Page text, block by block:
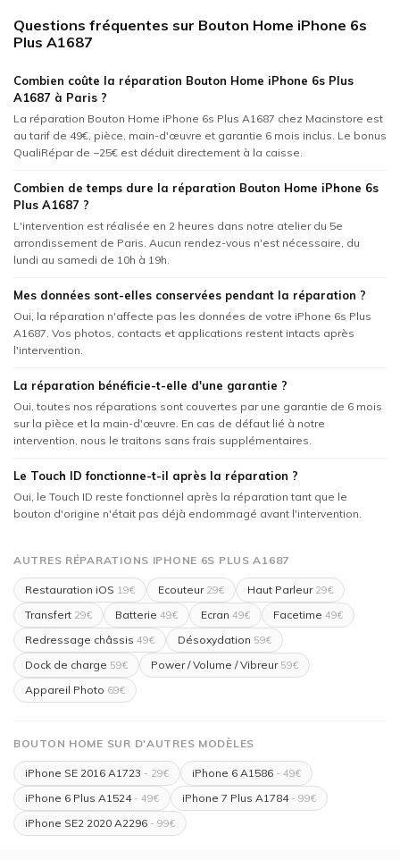
Questions fréquentes sur Bouton Home iPhone 6s
Plus A1687
Combien coûte la réparation Bouton Home iPhone 6s Plus
A1687 à Paris ?
La réparation Bouton Home iPhone 6s Plus A1687 chez Macinstore est
au tarif de 49€, pièce, main-d'œuvre et garantie 6 mois inclus. Le bonus
QualiRépar de −25€ est déduit directement à la caisse.
Combien de temps dure la réparation Bouton Home iPhone 6s
Plus A1687 ?
L'intervention est réalisée en 2 heures dans notre atelier du 5e
arrondissement de Paris. Aucun rendez-vous n'est nécessaire, du
lundi au samedi de 10h à 19h.
Mes données sont-elles conservées pendant la réparation ?
Oui, la réparation n'affecte pas les données de votre iPhone 6s Plus
A1687. Vos photos, contacts et applications restent intacts après
l'intervention.
La réparation bénéficie-t-elle d'une garantie ?
Oui, toutes nos réparations sont couvertes par une garantie de 6 mois
sur la pièce et la main-d'œuvre. En cas de défaut lié à notre
intervention, nous le traitons sans frais supplémentaires.
Le Touch ID fonctionne-t-il après la réparation ?
Oui, le Touch ID reste fonctionnel après la réparation tant que le
bouton d'origine n'était pas déjà endommagé avant l'intervention.
AUTRES RÉPARATIONS IPHONE 6S PLUS A1687
Restauration iOS 19€ Ecouteur29€ Haut Parleur29€
Transfert 29€ Batterie 49€ Ecran 49€ Facetime 49€
Redressage châssis 49€ Désoxydation 59€
Dock de charge 59€ Power / Volume / Vibreur59€
Appareil Photo 69€
BOUTON HOME SUR D'AUTRES MODÈLES
iPhone SE 2016 A1723 - 29€ iPhone 6 A1586 - 49€
iPhone 6 Plus A1524- 49€ iPhone 7 Plus A1784- 99€
iPhone SE2 2020 A2296 - 99€